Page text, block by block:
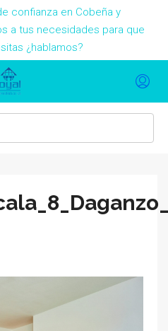
confianza en Cobeña y
a tus necesidades para que
¿hablamos?